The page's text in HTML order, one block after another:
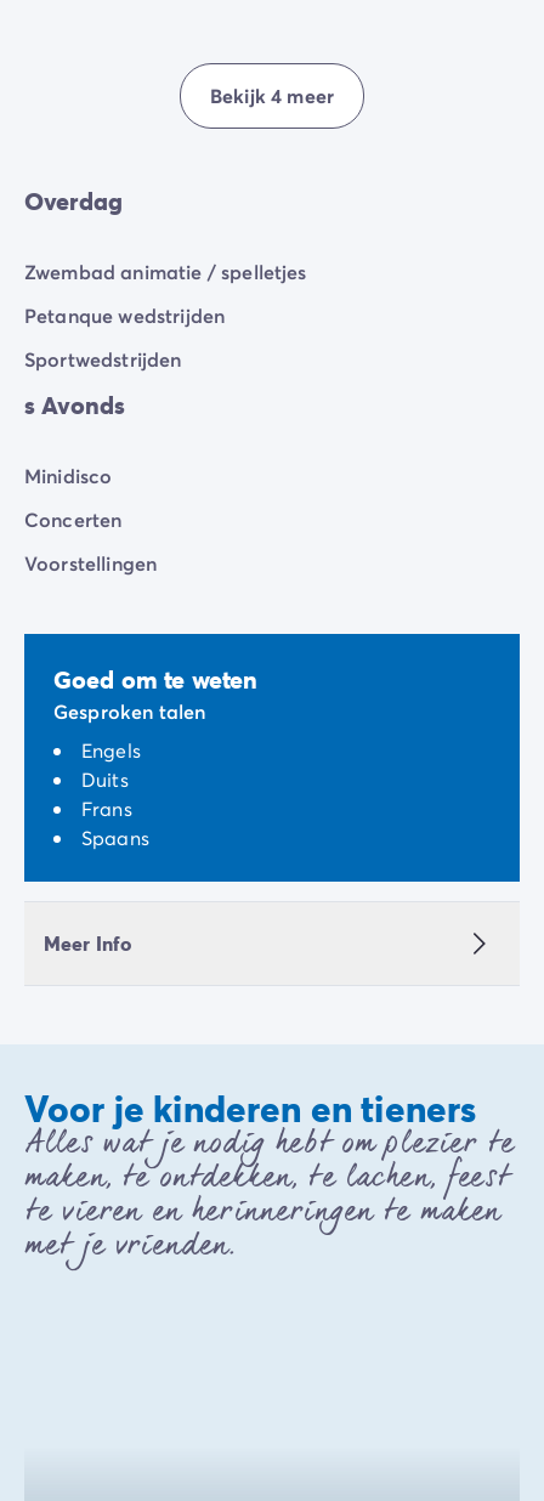
Bekijk 4 meer
Overdag
Zwembad animatie / spelletjes
Petanque wedstrijden
Sportwedstrijden
s Avonds
Minidisco
Concerten
Voorstellingen
Goed om te weten
Gesproken talen
Engels
Duits
Frans
Spaans
Meer Info
Voor je kinderen en tieners
Alles wat je nodig hebt om plezier te
maken, te ontdekken, te lachen, feest
te vieren en herinneringen te maken
met je vrienden.